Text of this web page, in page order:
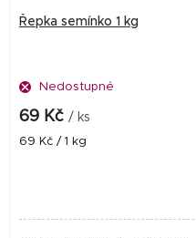
Řepka semínko 1 kg
Nedostupné
69 Kč / ks
Měrná
69 Kč / 1 kg